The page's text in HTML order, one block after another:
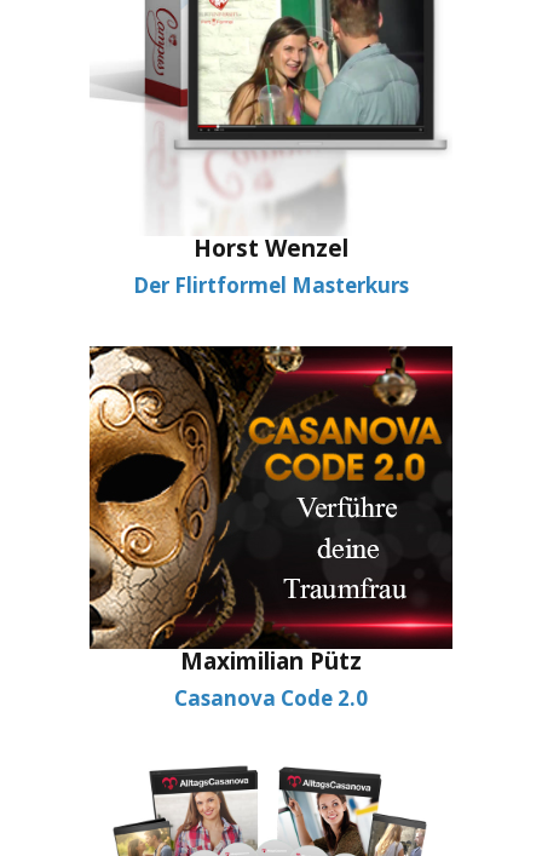
Horst Wenzel
Der Flirtformel Masterkurs
Maximilian Pütz
Casanova Code 2.0